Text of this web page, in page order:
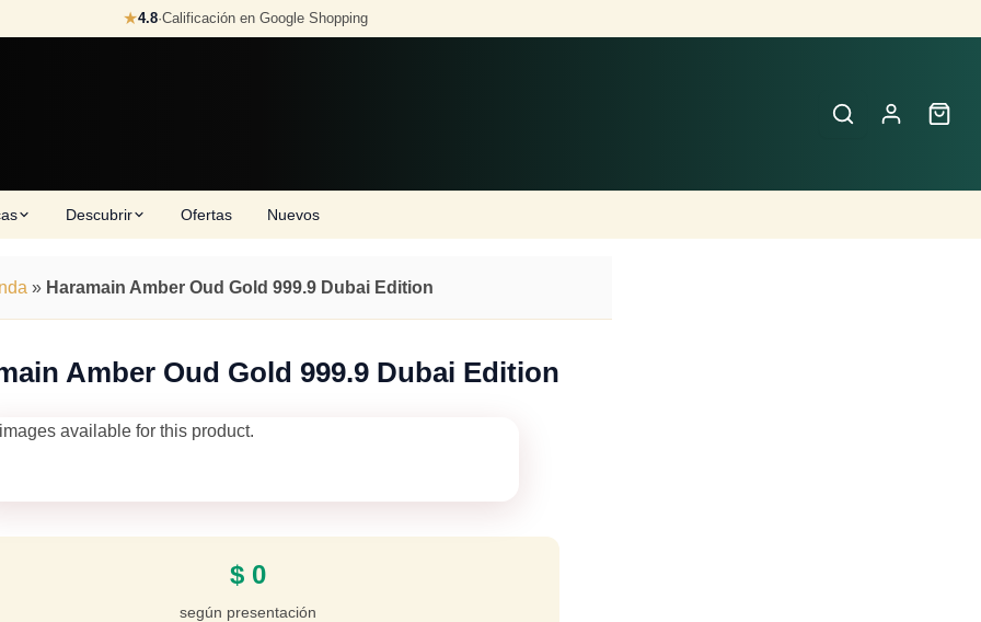
★4.8·Calificación en Google Shopping
Descubrir Ofertas Nuevos
» Haramain Amber Oud Gold 999.9 Dubai Edition
Amber Oud Gold 999.9 Dubai Edition
available for this product.
$0
según presentación